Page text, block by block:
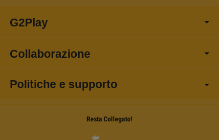
G2Play
Collaborazione
Politiche e supporto
Resta Collegato!